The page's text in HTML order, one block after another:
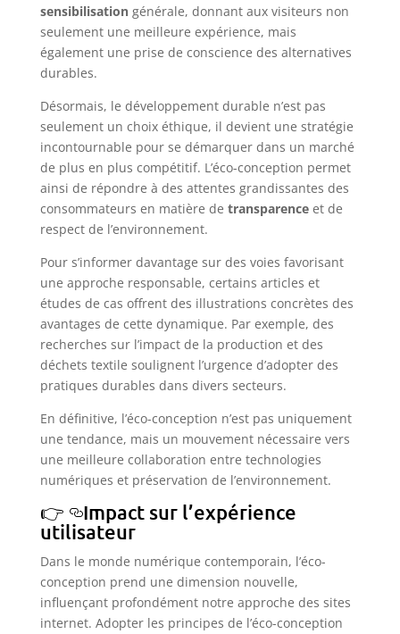
sensibilisationgénérale, donnant aux visiteurs non
seulement une meilleure expérience, mais
également une prise de conscience des alternatives
durables.
Désormais, le développement durable n’est pas
seulement un choix éthique, il devient une stratégie
incontournable pour se démarquer dans un marché
de plus en plus compétitif. L’éco-conception permet
ainsi de répondre à des attentes grandissantes des
consommateurs en matière de transparenceet de
respect de l’environnement.
Pour s’informer davantage sur des voies favorisant
une approche responsable, certains articles et
études de cas offrent des illustrations concrètes des
avantages de cette dynamique. Par exemple, des
recherches sur l’impact de la production et des
déchets textile soulignent l’urgence d’adopter des
pratiques durables dans divers secteurs.
En définitive, l’éco-conception n’est pas uniquement
une tendance, mais un mouvement nécessaire vers
une meilleure collaboration entre technologies
numériques et préservation de l’environnement.
Impact sur l’expérience
utilisateur
Dans le monde numérique contemporain, l’éco-
conception prend une dimension nouvelle,
influençant profondément notre approche des sites
internet. Adopter les principes de l’éco-conception